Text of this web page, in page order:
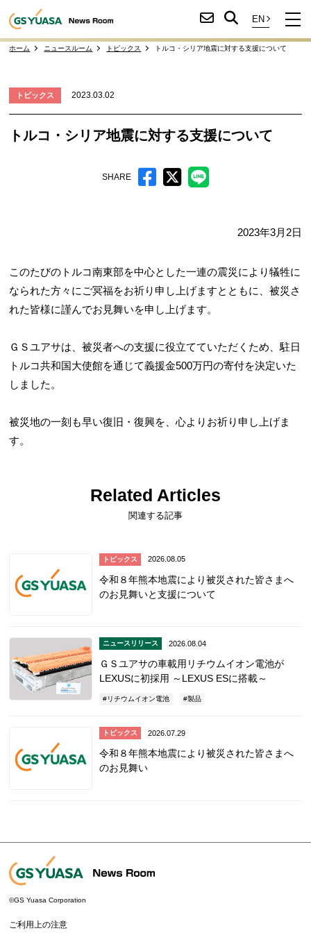
ホーム ニュースルーム トピックス トルコ・シリア地震に対する支援について
トピックス 2023.03.02
トルコ・シリア地震に対する支援について
SHARE
2023年3月2日
このたびのトルコ南東部を中心とした一連の震災により犠牲に
なられた方々にご冥福をお祈り申し上げますとともに、被災さ
れた皆様に謹んでお見舞いを申し上げます。
ＧＳユアサは、被災者への支援に役立てていただくため、駐日
トルコ共和国大使館を通じて義援金500万円の寄付を決定いた
しました。
被災地の一刻も早い復旧・復興を、心よりお祈り申し上げま
す。
Related Articles
関連する記事
トピックス 2026.08.05
令和８年熊本地震により被災された皆さまへ
のお見舞いと支援について
ニュースリリース 2026.08.04
ＧＳユアサの車載用リチウムイオン電池が
LEXUSに初採用 ～LEXUS ESに搭載～
リチウムイオン電池 製品
トピックス 2026.07.29
令和８年熊本地震により被災された皆さまへ
のお見舞い
©GS Yuasa Corporation
ご利用上の注意